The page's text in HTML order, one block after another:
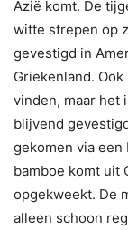
Azië komt. De
witte strepen op
gevestigd in
Griekenland.
vinden, maar het
blijvend
gekomen via een
bamboe komt uit
opgekweekt. De
alleen schoon